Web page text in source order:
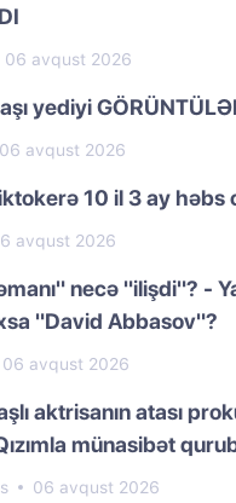
06 avqust 2026
yediyi
06 avqust 2026
10 il 3 ay həbs
avqust 2026
necə "ilişdi"? -
"David Abbasov"?
06 avqust 2026
aktrisanın atası
münasibət
06 avqust 2026